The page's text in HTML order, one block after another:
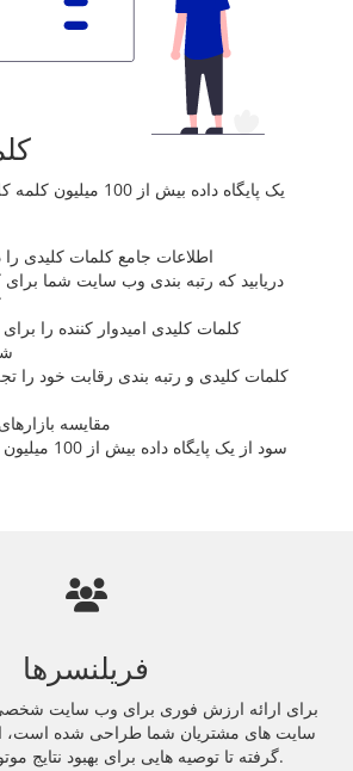
یک پایگاه داده بیش از
اطلاعات جامع کلمات کلیدی را
دریابید که رتبه بندی وب سایت شما
کلمات کلیدی امیدوار کننده را برای
کلمات کلیدی و رتبه بندی رقابت خود را
مقایسه
سود از یک پایگاه داده بیش از 100 میلیون کلمه کلیدی
فریلنسرها
سایت های مشتریان شما طراحی شده است،
گرفته تا توصیه هایی برای بهبود نتایج موتور جستجوی شما.